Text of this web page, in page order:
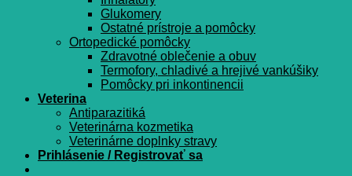
Glukomery
Ostatné prístroje a pomôcky
Ortopedické pomôcky
Zdravotné oblečenie a obuv
Termofory, chladivé a hrejivé vankúšiky
Pomôcky pri inkontinencii
Veterina
Antiparazitiká
Veterinárna kozmetika
Veterinárne doplnky stravy
Prihlásenie / Registrovať sa